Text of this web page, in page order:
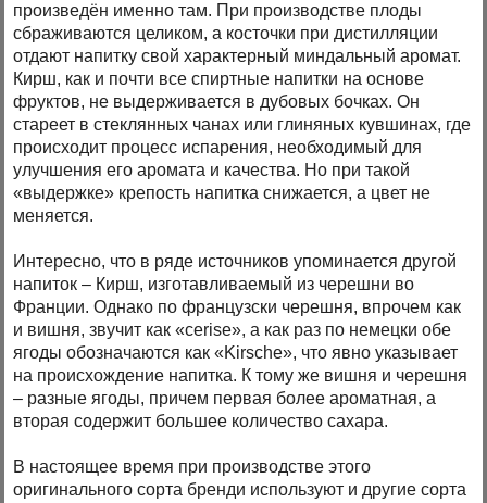
произведён именно там. При производстве плоды
сбраживаются целиком, а косточки при дистилляции
отдают напитку свой характерный миндальный аромат.
Кирш, как и почти все спиртные напитки на основе
фруктов, не выдерживается в дубовых бочках. Он
стареет в стеклянных чанах или глиняных кувшинах, где
происходит процесс испарения, необходимый для
улучшения его аромата и качества. Но при такой
«выдержке» крепость напитка снижается, а цвет не
меняется.
Интересно, что в ряде источников упоминается другой
напиток – Кирш, изготавливаемый из черешни во
Франции. Однако по французски черешня, впрочем как
и вишня, звучит как «cerise», а как раз по немецки обе
ягоды обозначаются как «Kirsche», что явно указывает
на происхождение напитка. К тому же вишня и черешня
– разные ягоды, причем первая более ароматная, а
вторая содержит большее количество сахара.
В настоящее время при производстве этого
оригинального сорта бренди используют и другие сорта